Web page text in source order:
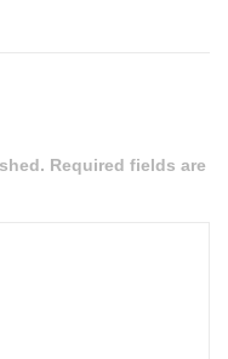
Required fields are